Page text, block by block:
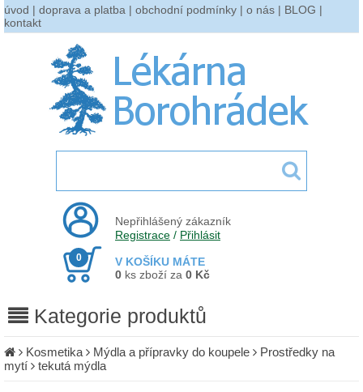
úvod | doprava a platba | obchodní podmínky | o nás | BLOG |
kontakt
Nepřihlášený zákazník
Registrace / Přihlásit
V KOŠÍKU MÁTE
0
0 ks zboží za 0 Kč
Kategorie produktů
Kosmetika Mýdla a přípravky do koupele
Prostředky na
mytí
tekutá mýdla